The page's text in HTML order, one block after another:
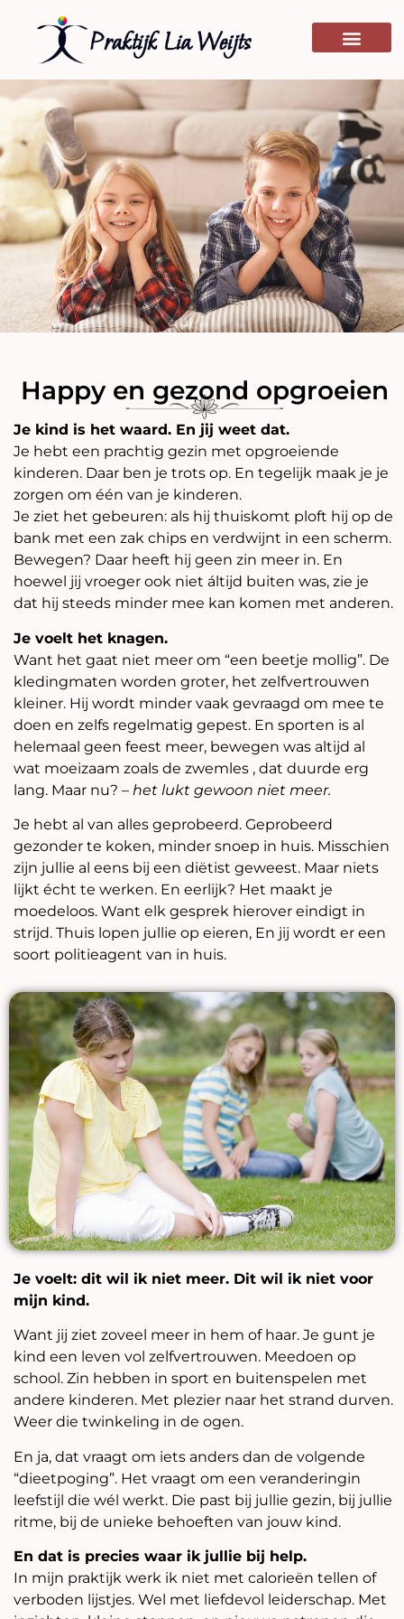
Happy en gezond opgroeien
Je kind is het waard. En jij weet dat.
Je hebt een prachtig gezin met opgroeiende
kinderen. Daar ben je trots op. En tegelijk maak je je
zorgen om één van je kinderen.
Je ziet het gebeuren: als hij thuiskomt ploft hij op de
bank met een zak chips en verdwijnt in een scherm.
Bewegen? Daar heeft hij geen zin meer in. En
hoewel jij vroeger ook niet áltijd buiten was, zie je
dat hij steeds minder mee kan komen met anderen.
Je voelt het knagen.
Want het gaat niet meer om “een beetje mollig”. De
kledingmaten worden groter, het zelfvertrouwen
kleiner. Hij wordt minder vaak gevraagd om mee te
doen en zelfs regelmatig gepest. En sporten is al
helemaal geen feest meer, bewegen was altijd al
wat moeizaam zoals de zwemles , dat duurde erg
lang. Maar nu? – het lukt gewoon niet meer.
Je hebt al van alles geprobeerd. Geprobeerd
gezonder te koken, minder snoep in huis. Misschien
zijn jullie al eens bij een diëtist geweest. Maar niets
lijkt écht te werken. En eerlijk? Het maakt je
moedeloos. Want elk gesprek hierover eindigt in
strijd. Thuis lopen jullie op eieren, En jij wordt er een
soort politieagent van in huis.
Je voelt: dit wil ik niet meer. Dit wil ik niet voor
mijn kind.
Want jij ziet zoveel meer in hem of haar. Je gunt je
kind een leven vol zelfvertrouwen. Meedoen op
school. Zin hebben in sport en buitenspelen met
andere kinderen. Met plezier naar het strand durven.
Weer die twinkeling in de ogen.
En ja, dat vraagt om iets anders dan de volgende
“dieetpoging”. Het vraagt om een veranderingin
leefstijl die wél werkt. Die past bij jullie gezin, bij jullie
ritme, bij de unieke behoeften van jouw kind.
En dat is precies waar ik jullie bij help.
In mijn praktijk werk ik niet met calorieën tellen of
verboden lijstjes. Wel met liefdevol leiderschap. Met